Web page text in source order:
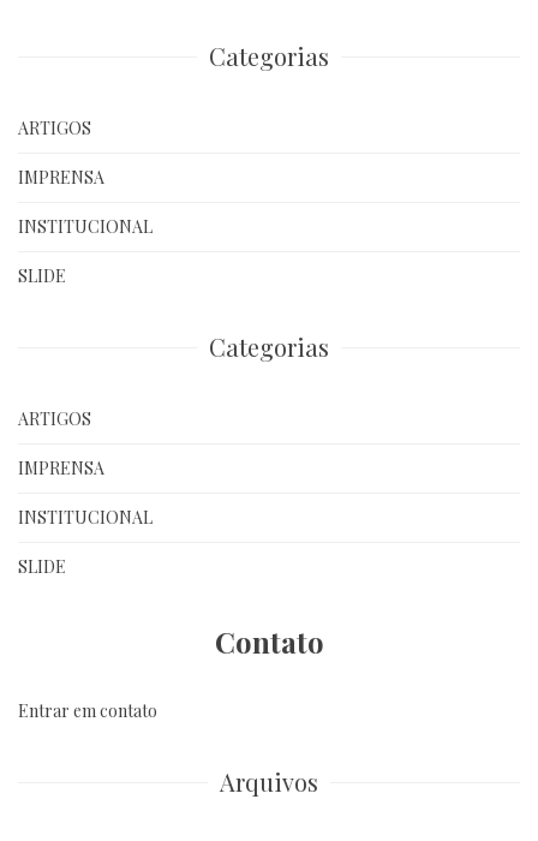
Categorias
ARTIGOS
IMPRENSA
INSTITUCIONAL
SLIDE
Categorias
ARTIGOS
IMPRENSA
INSTITUCIONAL
SLIDE
Contato
Entrar em contato
Arquivos